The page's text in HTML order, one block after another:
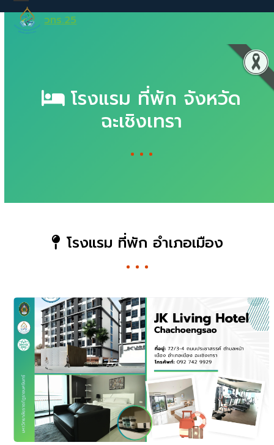
content
วทร.25
Open
Mobile
Close
Mobile
โรงแรม ที่พัก จังหวัด
ฉะเชิงเทรา
โรงแรม ที่พัก อำเภอเมือง